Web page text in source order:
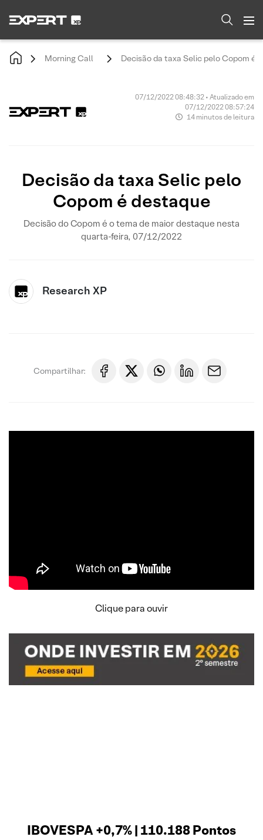
Morning Call Decisão da taxa Selic pelo Copom é
07/12/2022 08:48:32 • Atualizado em
07/12/2022 08:57:24
14 minutos de leitura
Decisão da taxa Selic pelo
Copom é destaque
Decisão do Copom é o tema de maior destaque nesta
quarta-feira, 07/12/2022
Research XP
Compartilhar:
Clique para ouvir
IBOVESPA +0,7% | 110.188 Pontos